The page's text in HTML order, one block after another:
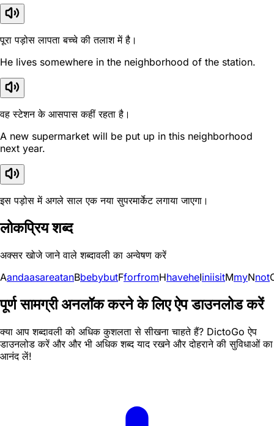
पूरा पड़ोस लापता बच्चे की तलाश में है।
He lives somewhere in the neighborhood of the station.
वह स्टेशन के आसपास कहीं रहता है।
A new supermarket will be put up in this neighborhood
next year.
इस पड़ोस में अगले साल एक नया सुपरमार्केट लगाया जाएगा।
लोकप्रिय शब्द
अक्सर खोजे जाने वाले शब्दावली का अन्वेषण करें
AandaasareatanBbebybutFforfromHhaveheIiniisitMmyNnot
पूर्ण सामग्री अनलॉक करने के लिए ऐप डाउनलोड करें
क्या आप शब्दावली को अधिक कुशलता से सीखना चाहते हैं? DictoGo ऐप
डाउनलोड करें और और भी अधिक शब्द याद रखने और दोहराने की सुविधाओं का
आनंद लें!